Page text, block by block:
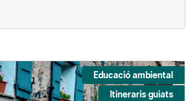
Educació ambiental
Itineraris guiats